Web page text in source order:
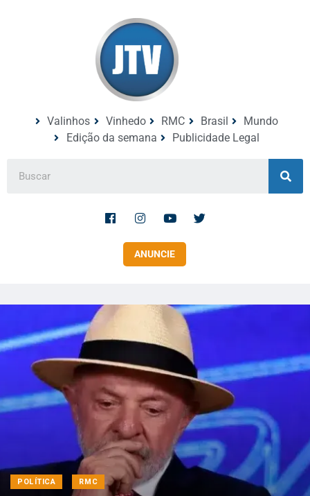
Valinhos Vinhedo RMC Brasil
Mundo
Edição da semana
Publicidade Legal
ANUNCIE
POLÍTICA RMC